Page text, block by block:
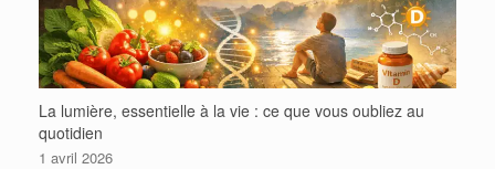
La lumière, essentielle à la vie : ce que vous oubliez au
quotidien
1 avril 2026